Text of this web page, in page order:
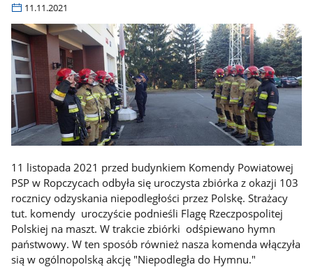
11.11.2021
11 listopada 2021 przed budynkiem Komendy Powiatowej
PSP w Ropczycach odbyła się uroczysta zbiórka z okazji 103
rocznicy odzyskania niepodległości przez Polskę. Strażacy
tut. komendy uroczyście podnieśli Flagę Rzeczpospolitej
Polskiej na maszt. W trakcie zbiórki odśpiewano hymn
państwowy. W ten sposób również nasza komenda włączyła
sią w ogólnopolską akcję "Niepodległa do Hymnu."